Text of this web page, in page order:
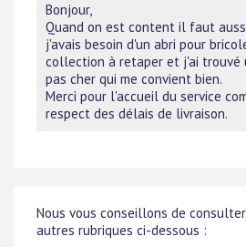
Bonjour,
Quand on est content il faut
j'avais besoin d'un abri pour
collection à retaper et j'ai trouvé
pas cher qui me convient bien.
Merci pour l'accueil du service
respect des délais de livraison.
Nous vous conseillons de
autres rubriques ci-dessous :